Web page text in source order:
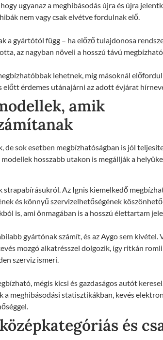
ugyanaz a meghibásodás újra és újra
nem vagy csak elvétve fordulnak elő.
a gyártótól függ – ha előző tulajdonosa
az nagyban növeli a hosszú távú
lehetnek, míg másoknál
előtt érdemes utánajárni az adott évjárat
amik
de sok esetben megbízhatóságban is jól
hosszabb utakon is megállják a
strapabírásukról. Az Ignis kiemelkedő
és könnyű szervizelhetőségének
is, ami önmagában is a hosszú élettartam jele.
gyártónak számít, és az Aygo sem kivétel.
mozgó alkatrésszel dolgozik, így ritkán
szerviz ismeri.
mégis kicsi és gazdaságos autót
a meghibásodási statisztikákban, kevés
és